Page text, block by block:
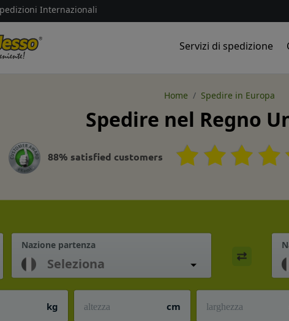
Internazionali
Servizi di spedizione
Home Spedire in Europa
Spedire nel Regno
88% satisfied customers
Nazione partenza
kg cm